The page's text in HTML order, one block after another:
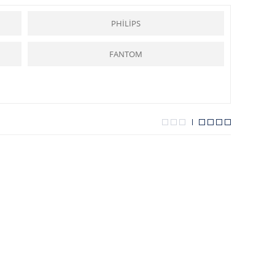
PHİLİPS
FANTOM